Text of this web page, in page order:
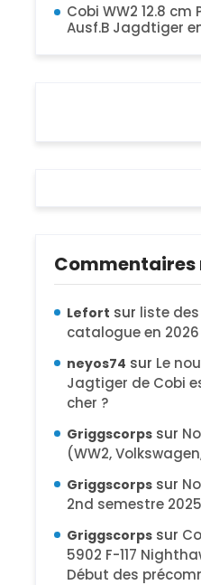
Cobi WW2 12.8
Ausf.B Jagdtiger
Commentaires
Lefort sur liste
catalogue en
neyos74 sur Le
Jagtiger de Cobi
cher ?
Griggscorps sur
(WW2,
Griggscorps sur
2nd semestre
Griggscorps sur
5902 F-117
Début des